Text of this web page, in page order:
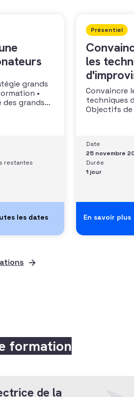
grands
•
des grands
et
un
piloter le
restantes
Présentiel
les
Convaincre
techniques
Objectifs
son degré
quoi elle se
quelle est
Date
25 novembre
Durée
1 jour
En savoir plus
formation
de la